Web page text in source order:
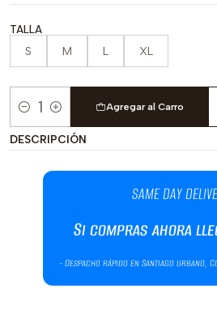
TALLA
S M L XL
Cantidad
Agregar al Carro
DESCRIPCIÓN